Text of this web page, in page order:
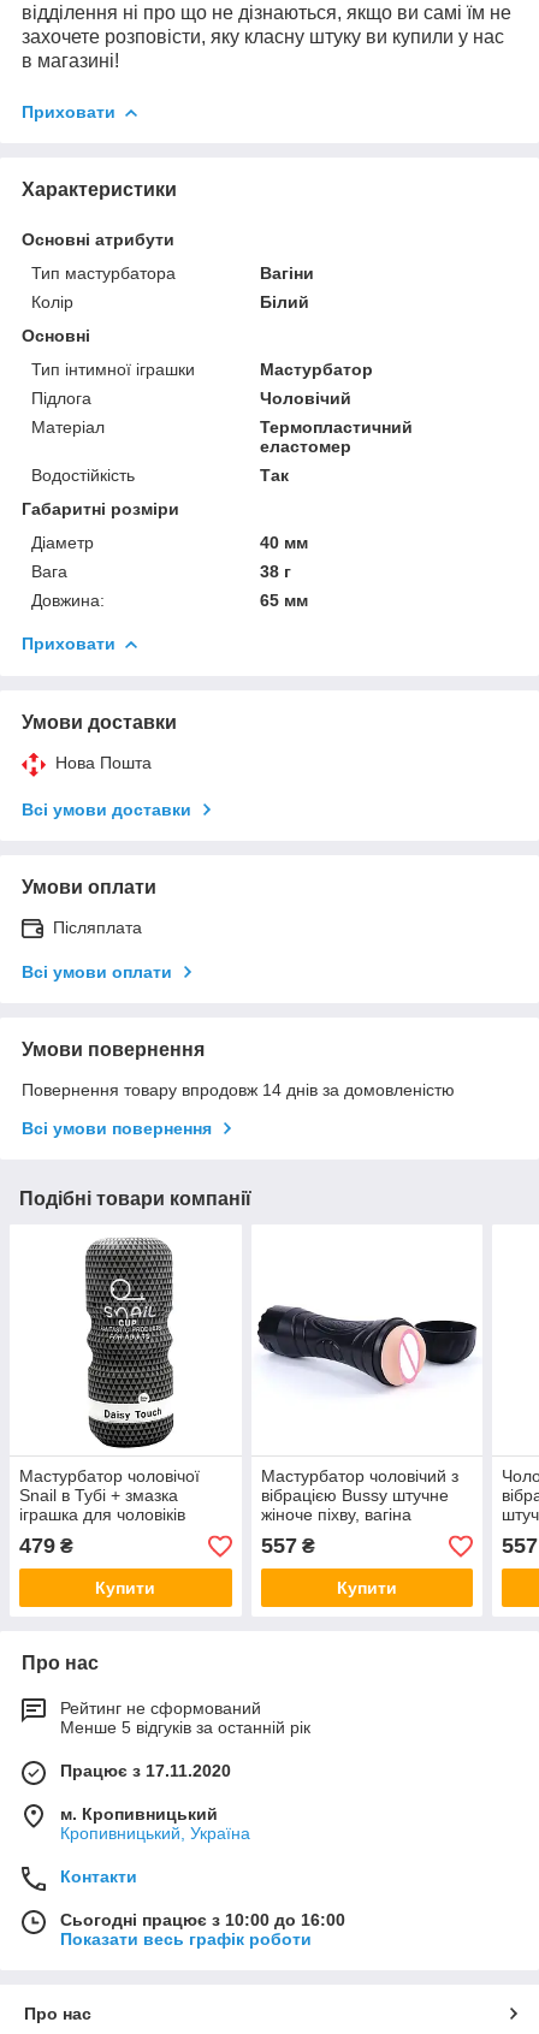
відділення ні про що не дізнаються, якщо ви самі їм не
захочете розповісти, яку класну штуку ви купили у нас
в магазині!
Приховати
Характеристики
Основні атрибути
Тип мастурбатора
Вагіни
Колір
Білий
Основні
Тип інтимної іграшки
Мастурбатор
Підлога
Чоловічий
Матеріал
Термопластичний
еластомер
Водостійкість
Так
Габаритні розміри
Діаметр
40 мм
Вага
38 г
Довжина:
65 мм
Приховати
Умови доставки
Нова Пошта
Всі умови доставки
Умови оплати
Післяплата
Всі умови оплати
Умови повернення
Повернення товару впродовж 14 днів за домовленістю
Всі умови повернення
Подібні товари компанії
Мастурбатор чоловічої
Snail в Тубі + змазка
іграшка для чоловіків
479 ₴
Купити
Мастурбатор чоловічий з
вібрацією Bussy штучне
жіноче піхву, вагіна
557₴
Купити
557
Про нас
Рейтинг не сформований
Менше 5 відгуків за останній рік
Працює з 17.11.2020
м. Кропивницький
Кропивницький, Україна
Контакти
Сьогодні працює з 10:00 до 16:00
Показати весь графік роботи
Про нас